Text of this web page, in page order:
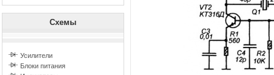
Схемы
Усилители
Блоки питания